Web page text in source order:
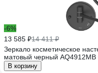
-6%
13 585 ₽14 411 ₽
Зеркало косметическое
матовый черный
В корзину